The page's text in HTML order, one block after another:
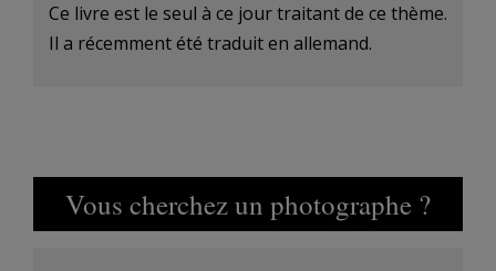
Ce livre est le seul à ce jour traitant de ce thème.
Il a récemment été traduit en allemand.
Vous cherchez un photographe ?